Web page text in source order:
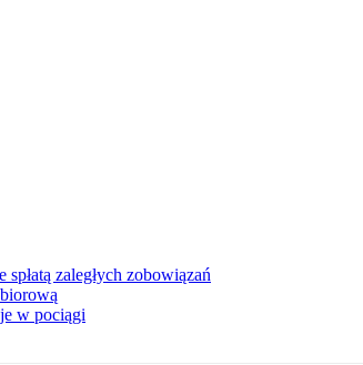
zaległych zobowiązań
w pociągi